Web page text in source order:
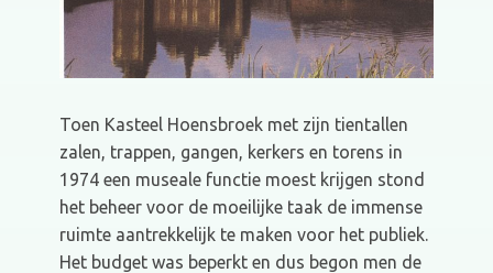
Toen Kasteel Hoensbroek met zijn tientallen
zalen, trappen, gangen, kerkers en torens in
1974 een museale functie moest krijgen stond
het beheer voor de moeilijke taak de immense
ruimte aantrekkelijk te maken voor het publiek.
Het budget was beperkt en dus begon men de